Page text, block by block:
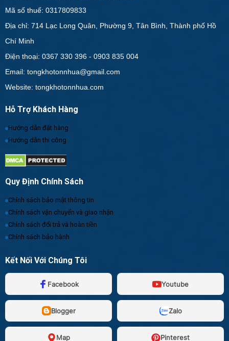
Mã số thuế: 0317809833
Địa chỉ: 714 Lạc Long Quân, Phường 9, Tân Bình, Thành phố Hồ
Chí Minh
Điện thoại: 0367 330 396 - 0903 835 004
Email: tongkhotonnhua@gmail.com
Website: tongkhotonnhua.com
Hỗ Trợ Khách Hàng
Hướng dẫn đặt hàng
Hướng dẫn thi công
Quy Định Chính Sách
Chính sách bảo mật thông tin
Chính sách vận chuyển và giao nhận
Chính sách đổi trả và hoàn tiền
Chính sách bảo hành
Kết Nối Với Chúng Tôi
Facebook Youtube
Blogger Zalo
Map Pinterest